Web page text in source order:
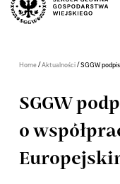
Home/Aktualności/SGGW
SGGW
o